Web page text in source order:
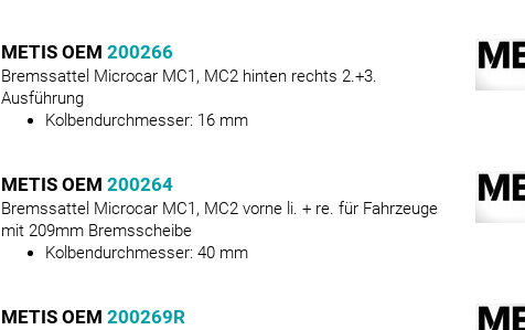
METIS OEM 200266
Bremssattel Microcar MC1, MC2 hinten rechts 2.+3.
Ausführung
Kolbendurchmesser: 16 mm
METIS OEM 200264
Bremssattel Microcar MC1, MC2 vorne li. + re. für Fahrzeuge
mit 209mm Bremsscheibe
Kolbendurchmesser: 40 mm
METIS OEM 200269R